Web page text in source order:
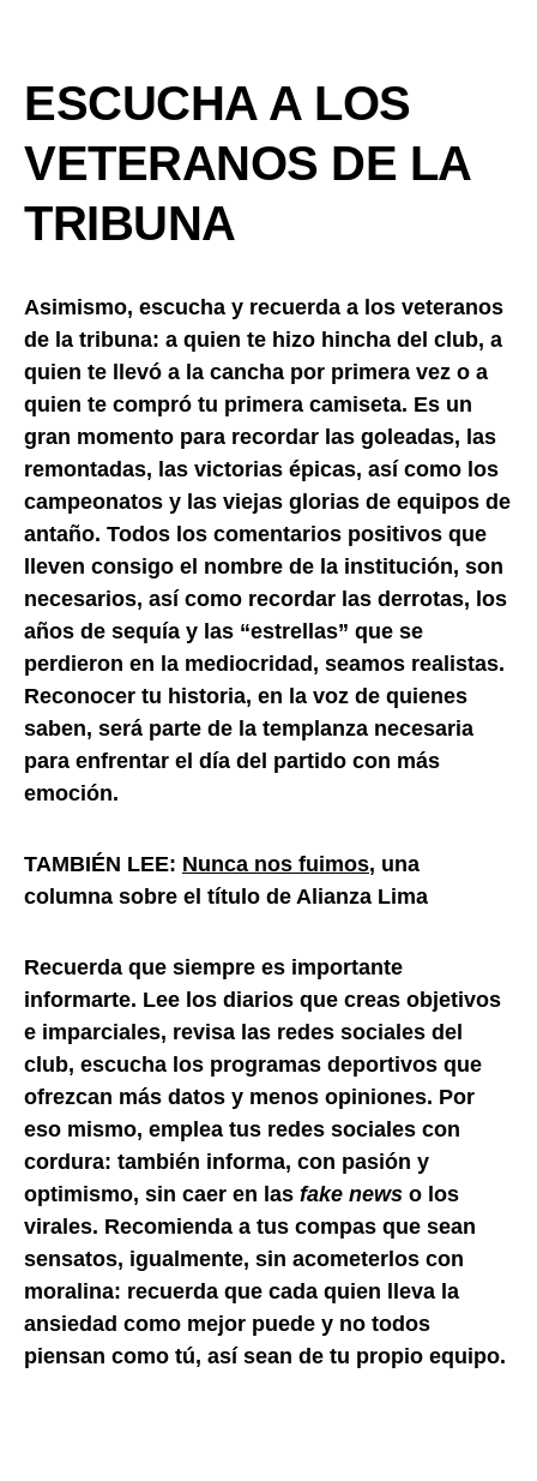
ESCUCHA A LOS
VETERANOS DE LA
TRIBUNA
Asimismo, escucha y recuerda a los veteranos
de la tribuna: a quien te hizo hincha del club, a
quien te llevó a la cancha por primera vez o a
quien te compró tu primera camiseta. Es un
gran momento para recordar las goleadas, las
remontadas, las victorias épicas, así como los
campeonatos y las viejas glorias de equipos de
antaño. Todos los comentarios positivos que
lleven consigo el nombre de la institución, son
necesarios, así como recordar las derrotas, los
años de sequía y las “estrellas” que se
perdieron en la mediocridad, seamos realistas.
Reconocer tu historia, en la voz de quienes
saben, será parte de la templanza necesaria
para enfrentar el día del partido con más
emoción.
TAMBIÉN LEE: Nunca nos fuimos, una
columna sobre el título de Alianza Lima
Recuerda que siempre es importante
informarte. Lee los diarios que creas objetivos
e imparciales, revisa las redes sociales del
club, escucha los programas deportivos que
ofrezcan más datos y menos opiniones. Por
eso mismo, emplea tus redes sociales con
cordura: también informa, con pasión y
optimismo, sin caer en las fake news o los
virales. Recomienda a tus compas que sean
sensatos, igualmente, sin acometerlos con
moralina: recuerda que cada quien lleva la
ansiedad como mejor puede y no todos
piensan como tú, así sean de tu propio equipo.